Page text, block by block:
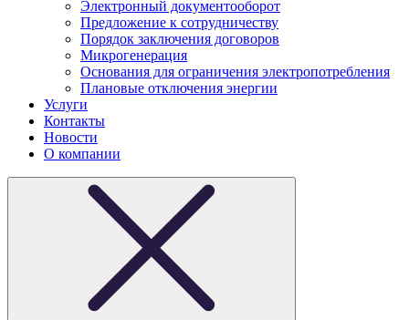
Электронный документооборот
Предложение к сотрудничеству
Порядок заключения договоров
Микрогенерация
Основания для ограничения электропотребления
Плановые отключения энергии
Услуги
Контакты
Новости
О компании